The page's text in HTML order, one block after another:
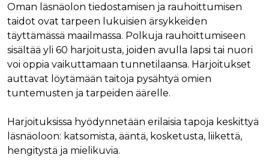
Oman läsnäolon tiedostamisen ja rauhoittumisen
taidot ovat tarpeen lukuisien ärsykkeiden
täyttämässä maailmassa. Polkuja rauhoittumiseen
sisältää yli 60 harjoitusta, joiden avulla lapsi tai nuori
voi oppia vaikuttamaan tunnetilaansa. Harjoitukset
auttavat löytämään taitoja pysähtyä omien
tuntemusten ja tarpeiden äärelle.
Harjoituksissa hyödynnetään erilaisia tapoja keskittyä
läsnäoloon: katsomista, ääntä, kosketusta, liikettä,
hengitystä ja mielikuvia.